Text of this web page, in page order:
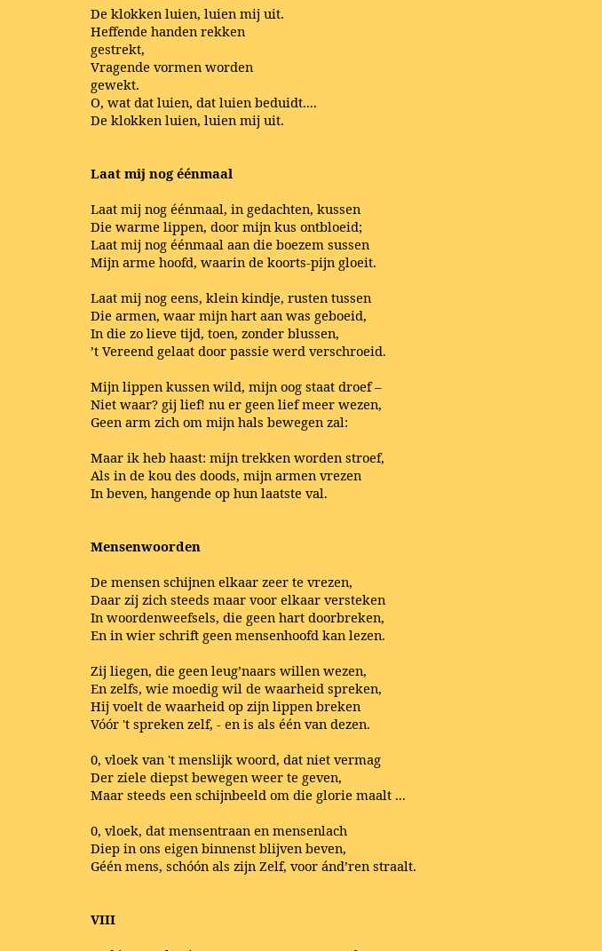
De klokken luien, luien mij uit.
Heffende handen rekken
gestrekt,
Vragende vormen worden
gewekt.
O, wat dat luien, dat luien beduidt....
De klokken luien, luien mij uit.
Laat mij nog éénmaal
Laat mij nog éénmaal, in gedachten, kussen
Die warme lippen, door mijn kus ontbloeid;
Laat mij nog éénmaal aan die boezem sussen
Mijn arme hoofd, waarin de koorts-pijn gloeit.
Laat mij nog eens, klein kindje, rusten tussen
Die armen, waar mijn hart aan was geboeid,
In die zo lieve tijd, toen, zonder blussen,
’t Vereend gelaat door passie werd verschroeid.
Mijn lippen kussen wild, mijn oog staat droef –
Niet waar? gij lief! nu er geen lief meer wezen,
Geen arm zich om mijn hals bewegen zal:
Maar ik heb haast: mijn trekken worden stroef,
Als in de kou des doods, mijn armen vrezen
In beven, hangende op hun laatste val.
Mensenwoorden
De mensen schijnen elkaar zeer te vrezen,
Daar zij zich steeds maar voor elkaar versteken
In woordenweefsels, die geen hart doorbreken,
En in wier schrift geen mensenhoofd kan lezen.
Zij liegen, die geen leug’naars willen wezen,
En zelfs, wie moedig wil de waarheid spreken,
Hij voelt de waarheid op zijn lippen breken
Vóór 't spreken zelf, - en is als één van dezen.
0, vloek van 't menslijk woord, dat niet vermag
Der ziele diepst bewegen weer te geven,
Maar steeds een schijnbeeld om die glorie maalt ...
0, vloek, dat mensentraan en mensenlach
Diep in ons eigen binnenst blijven beven,
Géén mens, schóón als zijn Zelf, voor ánd’ren straalt.
VIII